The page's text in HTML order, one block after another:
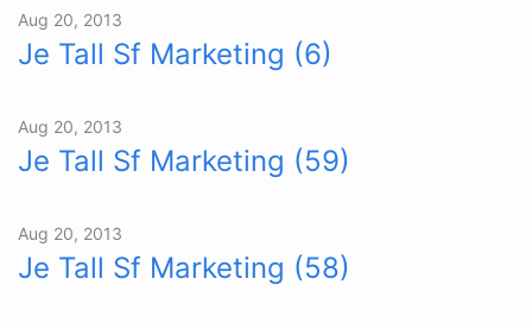
Aug 20, 2013
Je Tall Sf Marketing (6)
Aug 20, 2013
Je Tall Sf Marketing (59)
Aug 20, 2013
Je Tall Sf Marketing (58)